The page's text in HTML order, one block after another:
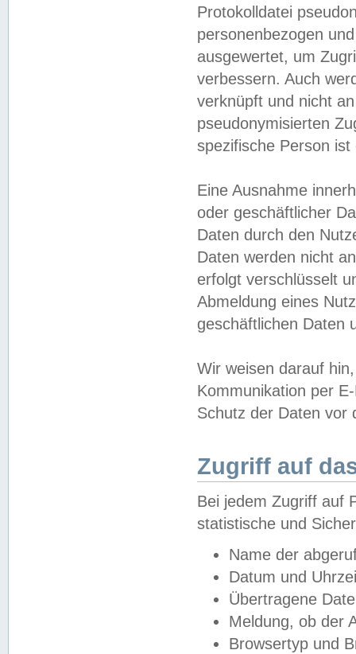
Protokolldatei
personenbezogen
ausgewertet, um
verbessern. Auch
verknüpft und nicht
pseudonymisierten
spezifische Person
Eine Ausnahme
oder geschäftlicher
Daten durch den
Daten werden nicht
erfolgt verschlüsselt
Abmeldung eines
geschäftlichen Daten
Wir weisen darauf
Kommunikation per
Schutz der Daten vor
Zugriff auf
Bei jedem Zugriff auf
statistische und
Name der
Datum und
Übertragene
Meldung, ob der
Browsertyp und